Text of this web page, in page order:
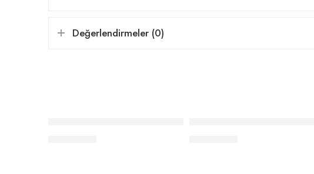
Değerlendirmeler (0)